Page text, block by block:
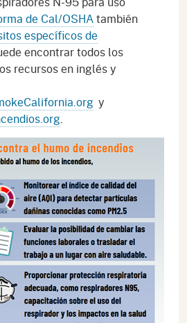
de Cal/OSHAtambién
específicos de
encontrar todos los
recursos en inglés y
y
.